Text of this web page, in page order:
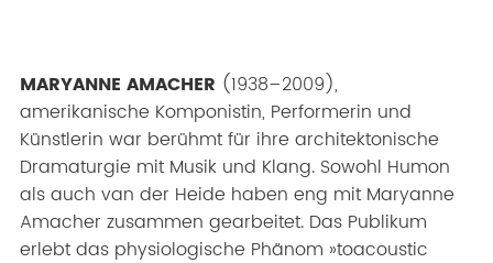
MARYANNE AMACHER (1938–2009),
amerikanische Komponistin, Performerin und
Künstlerin war berühmt für ihre architektonische
Dramaturgie mit Musik und Klang. Sowohl Humon
als auch van der Heide haben eng mit Maryanne
Amacher zusammen gearbeitet. Das Publikum
erlebt das physiologische Phänom »toacoustic